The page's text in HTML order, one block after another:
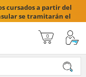
cursados a partir del
se tramitarán el
